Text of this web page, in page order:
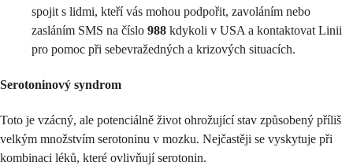
spojit s lidmi, kteří vás mohou podpořit, zavoláním nebo
zasláním SMS na číslo 988 kdykoli v USA a kontaktovat Linii
pro pomoc při sebevražedných a krizových situacích.
Serotoninový syndrom
Toto je vzácný, ale potenciálně život ohrožující stav způsobený příliš
velkým množstvím serotoninu v mozku. Nejčastěji se vyskytuje při
kombinaci léků, které ovlivňují serotonin.